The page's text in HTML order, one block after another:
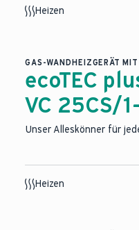
Heizen
GAS-WANDHEIZGERÄT
ecoTEC
VC 25CS/
Unser Alleskönner für
Heizen